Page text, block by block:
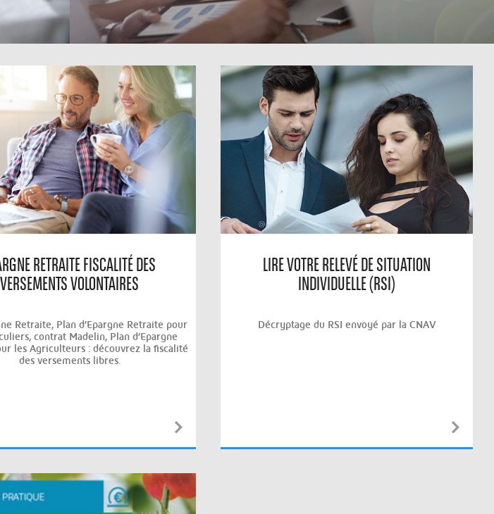
RETRAITE FISCALITÉ DES
VERSEMENTS VOLONTAIRES
Retraite, Plan d’Epargne Retraite pour
contrat Madelin, Plan d’Epargne
les Agriculteurs : découvrez la fiscalité
des versements libres.
LIRE VOTRE RELEVÉ DE SITUATION
INDIVIDUELLE (RSI)
Décryptage du RSI envoyé par la CNAV